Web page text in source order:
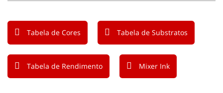
Tabela de Cores Tabela de Substratos
Tabela de Rendimento Mixer Ink